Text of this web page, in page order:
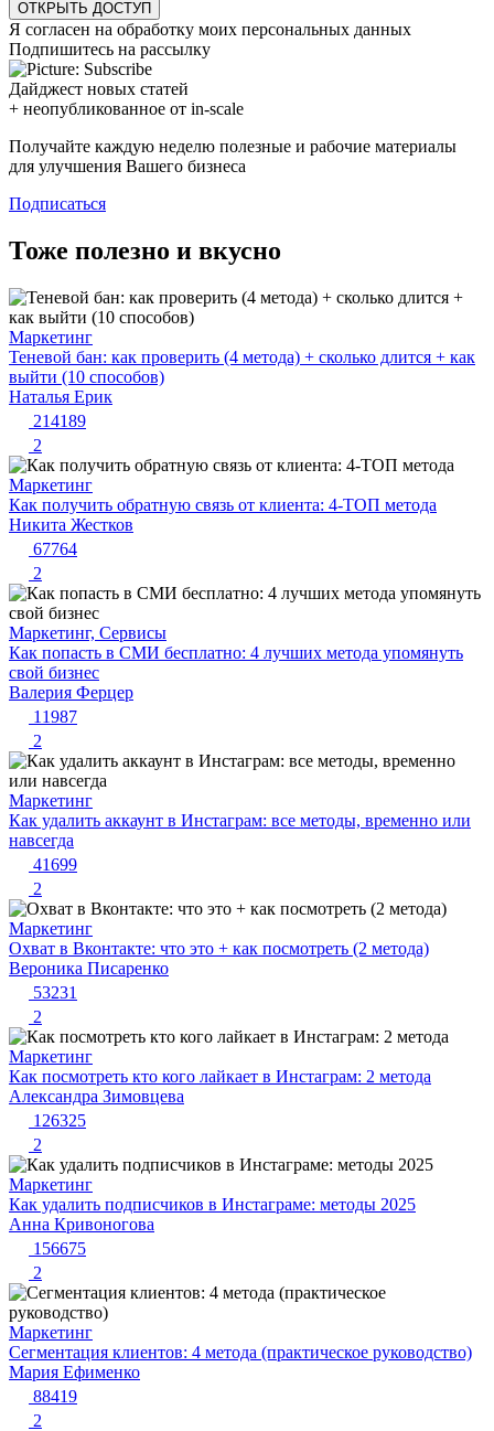
ОТКРЫТЬ ДОСТУП
Я согласен на обработку моих персональных данных
Подпишитесь на рассылку
Дайджест новых статей
+ неопубликованное от in-scale
Получайте каждую неделю полезные и рабочие материалы
для улучшения Вашего бизнеса
Подписаться
Тоже полезно и вкусно
Маркетинг
Теневой бан: как проверить (4 метода) + сколько длится + как
выйти (10 способов)
Наталья Ерик
214189
2
Маркетинг
Как получить обратную связь от клиента: 4-ТОП метода
Никита Жестков
67764
2
Маркетинг, Сервисы
Как попасть в СМИ бесплатно: 4 лучших метода упомянуть
свой бизнес
Валерия Ферцер
11987
2
Маркетинг
Как удалить аккаунт в Инстаграм: все методы, временно или
навсегда
41699
2
Маркетинг
Охват в Вконтакте: что это + как посмотреть (2 метода)
Вероника Писаренко
53231
2
Маркетинг
Как посмотреть кто кого лайкает в Инстаграм: 2 метода
Александра Зимовцева
126325
2
Маркетинг
Как удалить подписчиков в Инстаграме: методы 2025
Анна Кривоногова
156675
2
Маркетинг
Сегментация клиентов: 4 метода (практическое руководство)
Мария Ефименко
88419
2